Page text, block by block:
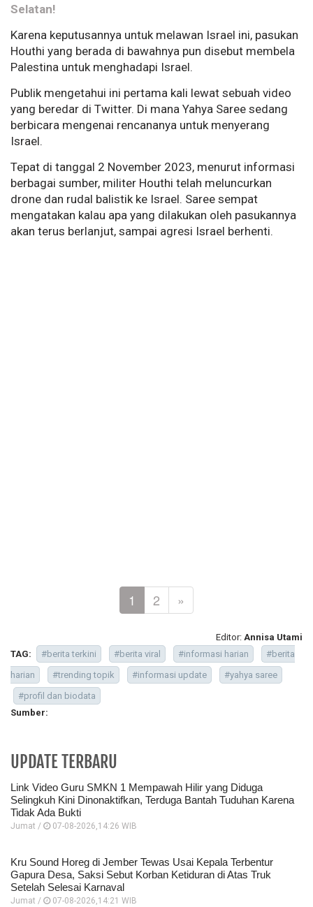
Selatan!
Karena keputusannya untuk melawan Israel ini, pasukan
Houthi yang berada di bawahnya pun disebut membela
Palestina untuk menghadapi Israel.
Publik mengetahui ini pertama kali lewat sebuah video
yang beredar di Twitter. Di mana Yahya Saree sedang
berbicara mengenai rencananya untuk menyerang
Israel.
Tepat di tanggal 2 November 2023, menurut informasi
berbagai sumber, militer Houthi telah meluncurkan
drone dan rudal balistik ke Israel. Saree sempat
mengatakan kalau apa yang dilakukan oleh pasukannya
akan terus berlanjut, sampai agresi Israel berhenti.
1 2 »
Editor: Annisa Utami
TAG:
#berita terkini #berita viral #informasi harian
#berita
harian
#trending topik #informasi update
#yahya saree
#profil dan biodata
Sumber:
UPDATE TERBARU
Link Video Guru SMKN 1 Mempawah Hilir yang Diduga
Selingkuh Kini Dinonaktifkan, Terduga Bantah Tuduhan Karena
Tidak Ada Bukti
Jumat / 07-08-2026,14:26 WIB
Kru Sound Horeg di Jember Tewas Usai Kepala Terbentur
Gapura Desa, Saksi Sebut Korban Ketiduran di Atas Truk
Setelah Selesai Karnaval
Jumat / 07-08-2026,14:21 WIB